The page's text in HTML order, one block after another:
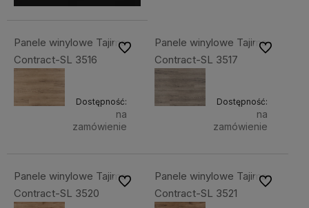
Panele winylowe Tajima
Contract-SL 3516
Dostępność:
na
zamówienie
Do ulubionychPanele winylowe Tajima
Contract-SL 3517
Dostępność:
na
zamówienie
Do
Panele winylowe Tajima
Contract-SL 3520
Do ulubionychPanele winylowe Tajima
Contract-SL 3521
Do